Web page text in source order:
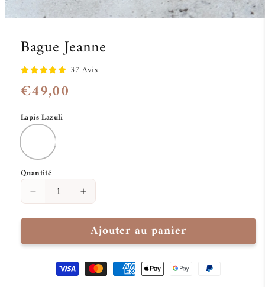
Bague Jeanne
37 Avis
Prix
€49,00
Lapis Lazuli
Quantité
Réduire
quantité
Bague
Augmenter
quantité
de
Bague
Ajouter au panier